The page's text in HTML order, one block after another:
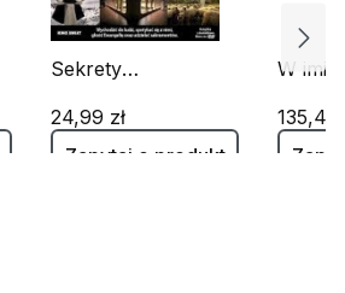
Sekrety
(Książka+DVD)
24,99 zł
Zapytaj o produkt
W imię
135,45